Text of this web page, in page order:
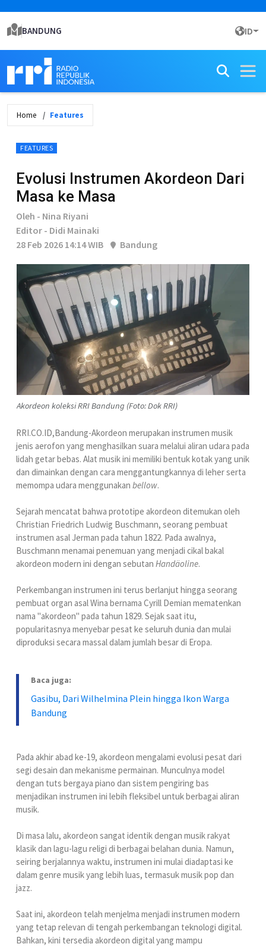
BANDUNG ID
Home Features
FEATURES
Evolusi Instrumen Akordeon Dari
Masa ke Masa
Oleh - Nina Riyani
Editor - Didi Mainaki
28 Feb 2026 14:14 WIB
Bandung
Akordeon koleksi RRI Bandung (Foto: Dok RRI)
RRI.CO.ID,Bandung-Akordeon merupakan instrumen musik
jenis aerofon yang menghasilkan suara melalui aliran udara pada
lidah getar bebas. Alat musik ini memiliki bentuk kotak yang unik
dan dimainkan dengan cara menggantungkannya di leher serta
memompa udara menggunakan bellow.
Sejarah mencatat bahwa prototipe akordeon ditemukan oleh
Christian Friedrich Ludwig Buschmann, seorang pembuat
instrumen asal Jerman pada tahun 1822. Pada awalnya,
Buschmann menamai penemuan yang menjadi cikal bakal
akordeon modern ini dengan sebutan Handäoline.
Perkembangan instrumen ini terus berlanjut hingga seorang
pembuat organ asal Wina bernama Cyrill Demian mematenkan
nama "akordeon" pada tahun 1829. Sejak saat itu,
popularitasnya menyebar pesat ke seluruh dunia dan mulai
diproduksi secara massal dalam jumlah besar di Eropa.
Baca juga:
Gasibu, Dari Wilhelmina Plein hingga Ikon Warga
Bandung
Pada akhir abad ke-19, akordeon mengalami evolusi pesat dari
segi desain dan mekanisme permainan. Munculnya model
dengan tuts bergaya piano dan sistem pengiring bas
menjadikan instrumen ini lebih fleksibel untuk berbagai aliran
musik.
Di masa lalu, akordeon sangat identik dengan musik rakyat
klasik dan lagu-lagu religi di berbagai belahan dunia. Namun,
seiring berjalannya waktu, instrumen ini mulai diadaptasi ke
dalam genre musik yang lebih luas, termasuk musik pop dan
jazz.
Saat ini, akordeon telah menjelma menjadi instrumen modern
yang tetap relevan di tengah perkembangan teknologi digital.
Bahkan, kini tersedia akordeon digital yang mampu